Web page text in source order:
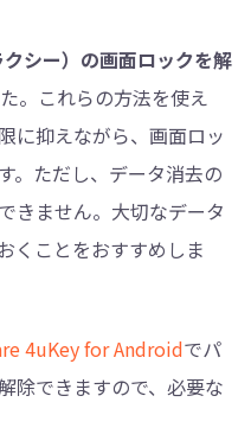
シー）の画面ロックを解
。これらの方法を使え
に抑えながら、画面ロッ
。ただし、データ消去の
きません。大切なデータ
くことをおすすめしま
4uKey for Androidでパ
除できますので、必要な